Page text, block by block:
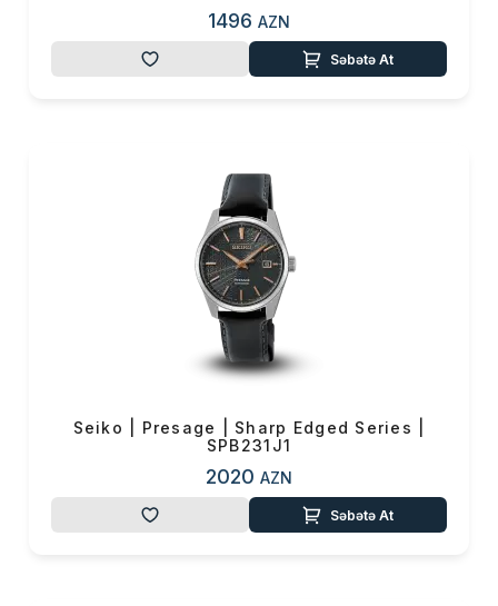
1496 AZN
Səbətə At
Seiko | Presage | Sharp Edged Series |
SPB231J1
2020 AZN
Səbətə At